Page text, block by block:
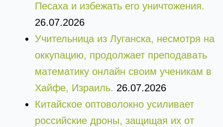
Песаха и избежать его уничтожения.
26.07.2026
Учительница из Луганска, несмотря на
оккупацию, продолжает преподавать
математику онлайн своим ученикам в
Хайфе, Израиль. 26.07.2026
Китайское оптоволокно усиливает
российские дроны, защищая их от